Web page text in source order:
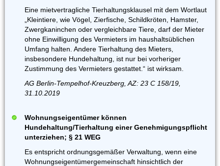
Eine mietvertragliche Tierhaltungsklausel mit dem Wortlaut
„Kleintiere, wie Vögel, Zierfische, Schildkröten, Hamster,
Zwergkaninchen oder vergleichbare Tiere, darf der Mieter
ohne Einwilligung des Vermieters im haushaltsüblichen
Umfang halten. Andere Tierhaltung des Mieters,
insbesondere Hundehaltung, ist nur bei vorheriger
Zustimmung des Vermieters gestattet.“ ist wirksam.
AG Berlin-Tempelhof-Kreuzberg, AZ: 23 C 158/19,
31.10.2019
Wohnungseigentümer können
Hundehaltung/Tierhaltung einer Genehmigungspflicht
unterziehen; § 21 WEG
Es entspricht ordnungsgemäßer Verwaltung, wenn eine
Wohnungseigentümergemeinschaft hinsichtlich der